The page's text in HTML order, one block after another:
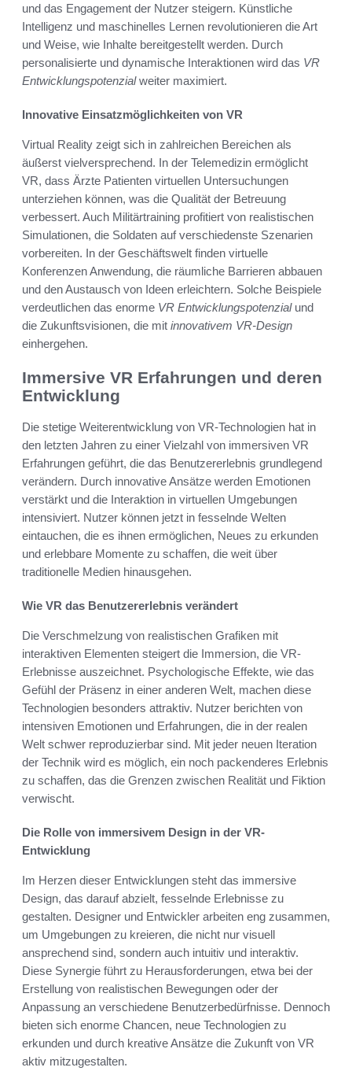
und das Engagement der Nutzer steigern. Künstliche
Intelligenz und maschinelles Lernen revolutionieren die Art
und Weise, wie Inhalte bereitgestellt werden. Durch
personalisierte und dynamische Interaktionen wird das VR
Entwicklungspotenzialweiter maximiert.
Innovative Einsatzmöglichkeiten von VR
Virtual Reality zeigt sich in zahlreichen Bereichen als
äußerst vielversprechend. In der Telemedizin ermöglicht
VR, dass Ärzte Patienten virtuellen Untersuchungen
unterziehen können, was die Qualität der Betreuung
verbessert. Auch Militärtraining profitiert von realistischen
Simulationen, die Soldaten auf verschiedenste Szenarien
vorbereiten. In der Geschäftswelt finden virtuelle
Konferenzen Anwendung, die räumliche Barrieren abbauen
und den Austausch von Ideen erleichtern. Solche Beispiele
verdeutlichen das enorme VR Entwicklungspotenzialund
die Zukunftsvisionen, die mit innovativem VR-Design
einhergehen.
Immersive VR Erfahrungen und deren
Entwicklung
Die stetige Weiterentwicklung von VR-Technologien hat in
den letzten Jahren zu einer Vielzahl von immersiven VR
Erfahrungen geführt, die das Benutzererlebnis grundlegend
verändern. Durch innovative Ansätze werden Emotionen
verstärkt und die Interaktion in virtuellen Umgebungen
intensiviert. Nutzer können jetzt in fesselnde Welten
eintauchen, die es ihnen ermöglichen, Neues zu erkunden
und erlebbare Momente zu schaffen, die weit über
traditionelle Medien hinausgehen.
Wie VR das Benutzererlebnis verändert
Die Verschmelzung von realistischen Grafiken mit
interaktiven Elementen steigert die Immersion, die VR-
Erlebnisse auszeichnet. Psychologische Effekte, wie das
Gefühl der Präsenz in einer anderen Welt, machen diese
Technologien besonders attraktiv. Nutzer berichten von
intensiven Emotionen und Erfahrungen, die in der realen
Welt schwer reproduzierbar sind. Mit jeder neuen Iteration
der Technik wird es möglich, ein noch packenderes Erlebnis
zu schaffen, das die Grenzen zwischen Realität und Fiktion
verwischt.
Die Rolle von immersivem Design in der VR-
Entwicklung
Im Herzen dieser Entwicklungen steht das immersive
Design, das darauf abzielt, fesselnde Erlebnisse zu
gestalten. Designer und Entwickler arbeiten eng zusammen,
um Umgebungen zu kreieren, die nicht nur visuell
ansprechend sind, sondern auch intuitiv und interaktiv.
Diese Synergie führt zu Herausforderungen, etwa bei der
Erstellung von realistischen Bewegungen oder der
Anpassung an verschiedene Benutzerbedürfnisse. Dennoch
bieten sich enorme Chancen, neue Technologien zu
erkunden und durch kreative Ansätze die Zukunft von VR
aktiv mitzugestalten.